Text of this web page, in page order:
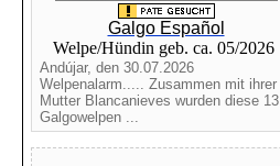
Galgo Español
Welpe/Hündin geb. ca. 05/2026
Andújar, den 30.07.2026
Welpenalarm..... Zusammen mit ihrer
Mutter Blancanieves wurden diese 13
Galgowelpen ...